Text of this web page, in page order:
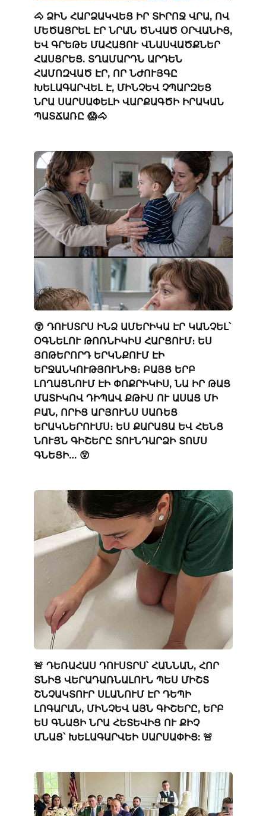
🐴 ՁԻՆ ՀԱՐՁԱԿՎԵՑ ԻՐ ՏԻՐՈՋ ՎՐԱ, ՈՎ
ՄԵԾԱՑՐԵԼ ԷՐ ՆՐԱՆ ԾՆՎԱԾ ՕՐՎԱՆԻՑ,
ԵՎ ԳՐԵԹԵ ՄԱՀԱՑՈՒ ՎՆԱՍՎԱԾՔՆԵՐ
ՀԱՍՑՐԵՑ. ՏՂԱՄԱՐԴՆ ԱՐԴԵՆ
ՀԱՄՈԶՎԱԾ ԷՐ, ՈՐ ՆԺՈՒՅԳԸ
ԽԵԼԱԳԱՐՎԵԼ Է, ՄԻՆՉԵՎ ՉՊԱՐԶԵՑ
ՆՐԱ ՍԱՐՍԱՓԵԼԻ ՎԱՐՔԱԳԾԻ ԻՐԱԿԱՆ
ՊԱՏՃԱՌԸ 😱🐴
😲 ԴՈՒՍՏՐՍ ԻՆՁ ԱՄԵՐԻԿԱ ԷՐ ԿԱՆՉԵԼ՝
ՕԳՆԵԼՈՒ ԹՈՌՆԻԿԻՍ ՀԱՐՑՈՒՄ։ ԵՍ
ՅՈԹԵՐՈՐԴ ԵՐԿՆՔՈՒՄ ԷԻ
ԵՐՋԱՆԿՈՒԹՅՈՒՆԻՑ։ ԲԱՅՑ ԵՐԲ
ԼՈՂԱՑՆՈՒՄ ԷԻ ՓՈՔՐԻԿԻՍ, ՆԱ ԻՐ ԹԱՑ
ՄԱՏԻԿՈՎ ԴԻՊԱՎ ՔԹԻՍ ՈՒ ԱՍԱՑ ՄԻ
ԲԱՆ, ՈՐԻՑ ԱՐՅՈՒՆՍ ՍԱՌԵՑ
ԵՐԱԿՆԵՐՈՒՄՍ։ ԵՍ ՔԱՐԱՑԱ ԵՎ ՀԵՆՑ
ՆՈՒՅՆ ԳԻՇԵՐԸ ՏՈՒՆԴԱՐՁԻ ՏՈՄՍ
ԳՆԵՑԻ… 😲
🚨 ԴԵՌԱՀԱՍ ԴՈՒՍՏՐՍ՝ ՀԱՆՆԱՆ, ՀՈՐ
ՏՆԻՑ ՎԵՐԱԴԱՌՆԱԼՈՒՆ ՊԵՍ ՄԻՇՏ
ՇՆՉԱԿՏՈՒՐ ՍԼԱՆՈՒՄ ԷՐ ԴԵՊԻ
ԼՈԳԱՐԱՆ, ՄԻՆՉԵՎ ԱՅՆ ԳԻՇԵՐԸ, ԵՐԲ
ԵՍ ԳՆԱՑԻ ՆՐԱ ՀԵՏԵՎԻՑ ՈՒ ՔԻՉ
ՄՆԱՑ՝ ԽԵԼԱԳԱՐՎԵԻ ՍԱՐՍԱՓԻՑ: 🚨